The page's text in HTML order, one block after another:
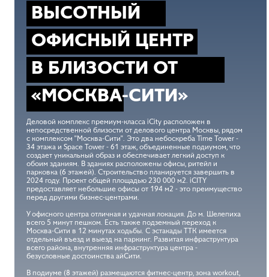
Деловой комплекс премиум-класса iCity расположен в
непосредственной близости от делового центра Москвы, рядом
с комплексом "Москва-Сити". Это два небоскреба Time Tower -
34 этажа и Space Tower - 61 этаж, объединенные подиумом, что
создает уникальный образ и обеспечивает легкий доступ к
обоим зданиям. В зданиях расположены офисы, ритейл и
парковка (6 этажей). Строительство планируется завершить в
2024 году. Проект общей площадью 230 000 м2. iCITY
предоставляет небольшие офисы от 194 м2 - это преимущество
перед другими бизнес-центрами.
У офисного центра отличная и удачная локация. До м. Шелепиха
всего 5 минут пешком. Есть также подземный переход к
Москва-Сити в 12 минутах ходьбы. С эстакады ТТК имеется
отдельный въезд и выезд на паркинг. Развитая инфраструктура
всего района, внутренняя инфраструктура центра -
безусловные достоинства айСити.
В подиуме (8 этажей) размещаются фитнес-центр, зона workout,
ВЫСОТНЫЙ
ОФИСНЫЙ ЦЕНТР
В БЛИЗОСТИ ОТ
«МОСКВА-СИТИ»